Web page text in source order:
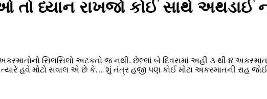
તો ધ્યાન રાખજો કોઈ સાથે
સિલસિલો અટકતો જ નથી. છેલ્લાં બે દિવસમાં અહીં ૩ થી ૪ અકસ્માત
હવે મોટો સવાલ એ છે કે… શું તંત્ર હજી પણ કોઈ મોટા અકસ્માતની રાહ